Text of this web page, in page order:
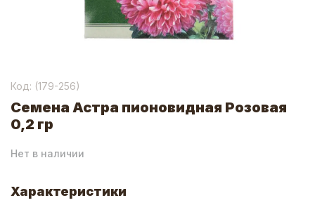
Код: (179-256)
Семена Астра пионовидная Розовая
0,2 гр
Нет в наличии
Характеристики